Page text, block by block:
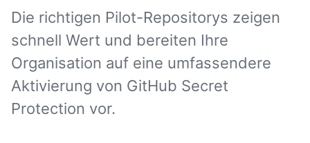
Die richtigen Pilot-Repositorys zeigen
schnell Wert und bereiten Ihre
Organisation auf eine umfassendere
Aktivierung von GitHub Secret
Protection vor.